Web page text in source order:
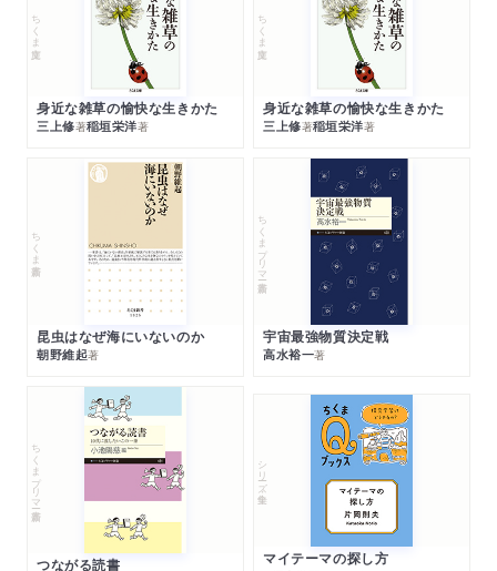
ちくま文庫
身近な雑草の愉快な生きかた
三上修著稲垣栄洋著
ちくま文庫
身近な雑草の愉快な生きかた
三上修著稲垣栄洋著
ちくま新書
昆虫はなぜ海にいないのか
朝野維起著
ちくまプリマー新書
宇宙最強物質決定戦
高水裕一著
ちくまプリマー新書
つながる読書
シリーズ・全集
マイテーマの探し方